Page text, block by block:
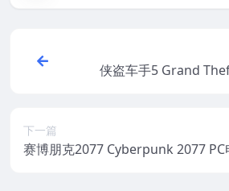
侠盗车手5 Grand
下一篇
赛博朋克2077 Cyberpunk 2077 PC